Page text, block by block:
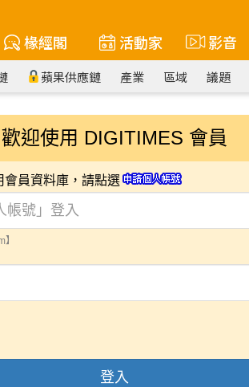
椽經閣 活動家 影音
蘋果供應鏈 產業 區域 議題
歡迎使用 DIGITIMES 會員
員資料庫，請點選
登入